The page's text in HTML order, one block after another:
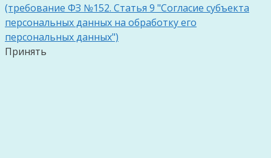
(требование ФЗ №152. Статья 9 "Согласие субъекта
персональных данных на обработку его
персональных данных")
Принять